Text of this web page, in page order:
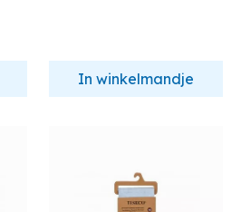
In winkelmandje